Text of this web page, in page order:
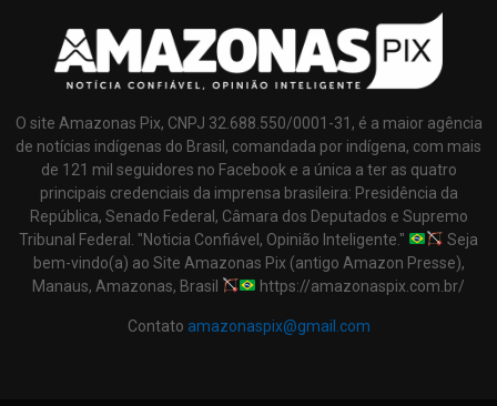
O site Amazonas Pix, CNPJ 32.688.550/0001-31, é a maior agência
de notícias indígenas do Brasil, comandada por indígena, com mais
de 121 mil seguidores no Facebook e a única a ter as quatro
principais credenciais da imprensa brasileira: Presidência da
República, Senado Federal, Câmara dos Deputados e Supremo
Tribunal Federal. "Noticia Confiável, Opinião Inteligente."
Seja
bem-vindo(a) ao Site Amazonas Pix (antigo Amazon Presse),
Manaus, Amazonas, Brasil
https://amazonaspix.com.br/
Contato amazonaspix@gmail.com